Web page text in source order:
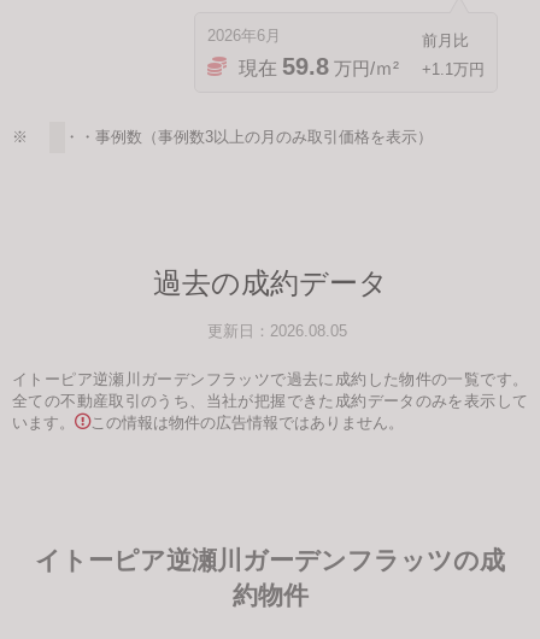
2026年6月
現在 59.8 万円/ｍ² +1.1万円
※ ・・・事例数（事例数3以上の月のみ取引価格を表示）
過去の成約データ
更新日：2026.08.05
イトーピア逆瀬川ガーデンフラッツで過去に成約した物件の一覧です。
全ての不動産取引のうち、当社が把握できた成約データのみを表示して
います。
この情報は物件の広告情報ではありません。
イトーピア逆瀬川ガーデンフラッツの成
約物件